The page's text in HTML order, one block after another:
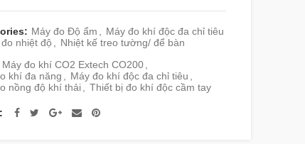
Máy đo Độ ẩm , Máy đo khí độc đa chỉ tiêu
nhiệt độ , Nhiệt kế treo tường/ để bàn
Máy đo khí CO2 Extech CO200 ,
khí đa năng , Máy đo khí độc đa chỉ tiêu ,
nồng độ khí thải , Thiết bị đo khí độc cầm tay